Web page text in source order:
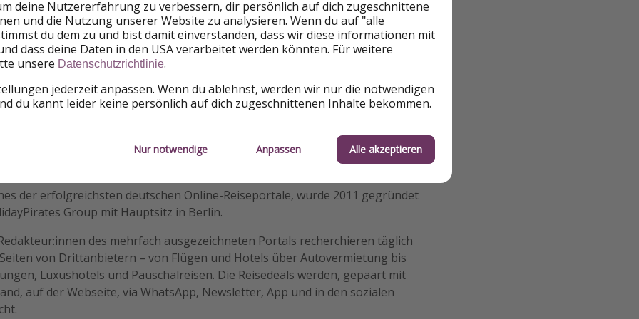
an der Veranstaltung wollen die Urlaubspiraten auch das Comeback von
Möglichkeit zu reisen, neue Länder zu erkunden, sich persönlich zu treffen
zu teilen, feiern.
der erfolgreichsten deutschen Online-Reiseportale, wurde 2011 gegründet
Group mit Hauptsitz in Berlin.
des mehrfach ausgezeichneten Portals recherchieren täglich
von Drittanbietern – von Flügen und Hotels über Autovermietung bis
Luxushotels und Pauschalreisen. Die Reisedeals werden, gepaart mit
auf der Webseite, via WhatsApp, Newsletter, App und in den sozialen
deine Nutzererfahrung zu verbessern, dir persönlich auf dich zugeschnittene
und die Nutzung unserer Website zu analysieren. Wenn du auf "alle
du dem zu und bist damit einverstanden, dass wir diese informationen mit
dass deine Daten in den USA verarbeitet werden könnten. Für weitere
unsere Datenschutzrichtlinie.
jederzeit anpassen. Wenn du ablehnst, werden wir nur die notwendigen
du kannt leider keine persönlich auf dich zugeschnittenen Inhalte bekommen.
Nur notwendige Anpassen Alle akzeptieren